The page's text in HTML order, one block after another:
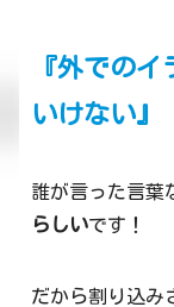
『外での
いけない』
誰が言った言葉
らしいです！
だから割り込み